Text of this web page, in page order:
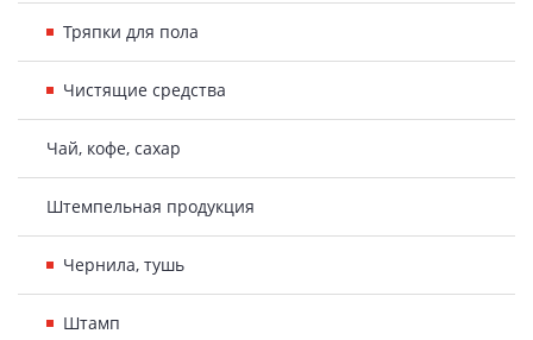
Тряпки для пола
Чистящие средства
Чай, кофе, сахар
Штемпельная продукция
Чернила, тушь
Штамп